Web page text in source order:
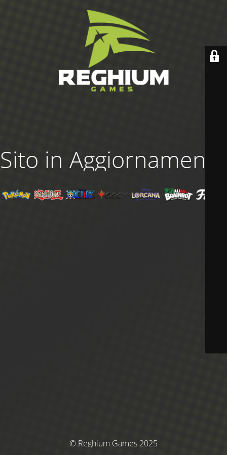
Sito in Aggiornamento
© Reghium Games 2025